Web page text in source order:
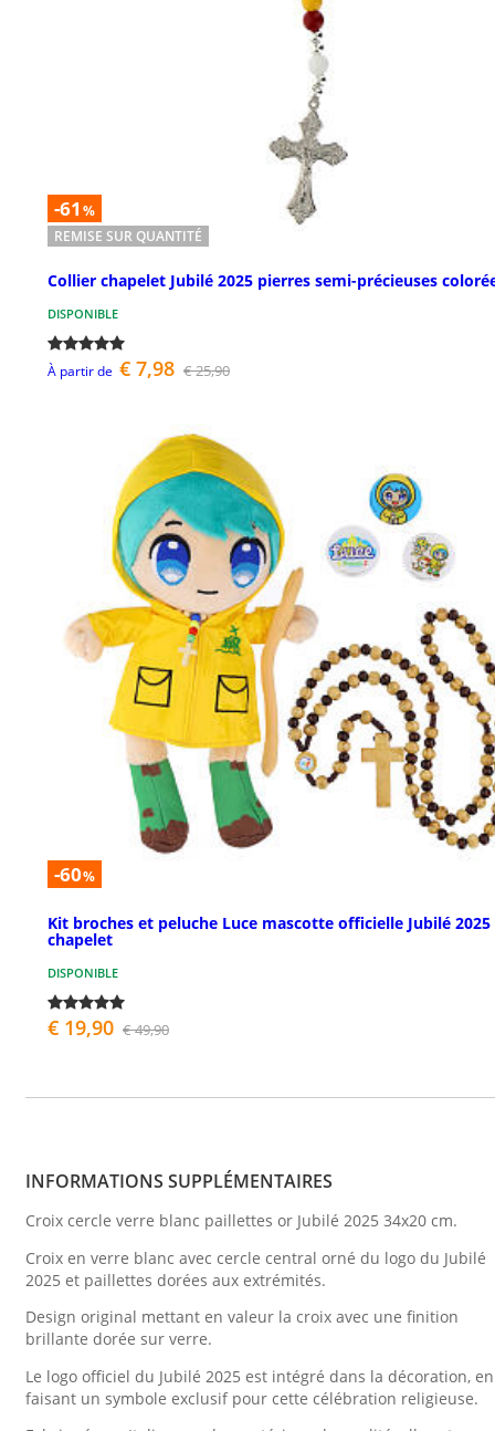
-61 %
REMISE SUR QUANTITÉ
Collier chapelet Jubilé 2025 pierres semi-précieuses
DISPONIBLE
À partir de € 7,98 € 25,90
-60%
Kit broches et peluche Luce mascotte officielle Jubilé 2025
chapelet
DISPONIBLE
€ 19,90 € 49,90
INFORMATIONS SUPPLÉMENTAIRES
Croix cercle verre blanc paillettes or Jubilé 2025 34x20 cm.
Croix en verre blanc avec cercle central orné du logo du Jubilé
2025 et paillettes dorées aux extrémités.
Design original mettant en valeur la croix avec une finition
brillante dorée sur verre.
Le logo officiel du Jubilé 2025 est intégré dans la décoration, en
faisant un symbole exclusif pour cette célébration religieuse.